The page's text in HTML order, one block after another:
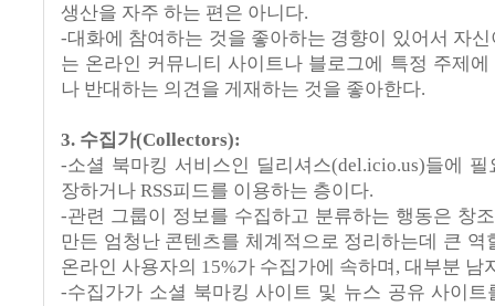
생산을 자주 하는 편은 아니다.
-대화에 참여하는 것을 좋아하는 경향이 있어서 자
는 온라인 커뮤니티 사이트나 블로그에 특정 주제
나 반대하는 의견을 게재하는 것을 좋아한다.
3. 수집가(Collectors):
-소셜 북마킹 서비스인 딜리셔스(del.icio.us)들에 필
장하거나 RSS피드를 이용하는 층이다.
-관련 그룹이 정보를 수집하고 분류하는 행동은 창
만든 엄청난 콘텐츠를 체계적으로 정리하는데 큰 역
온라인 사용자의 15%가 수집가에 속하며 , 대부분 남
-수집가가 소셜 북마킹 사이트 및 뉴스 공유 사이트